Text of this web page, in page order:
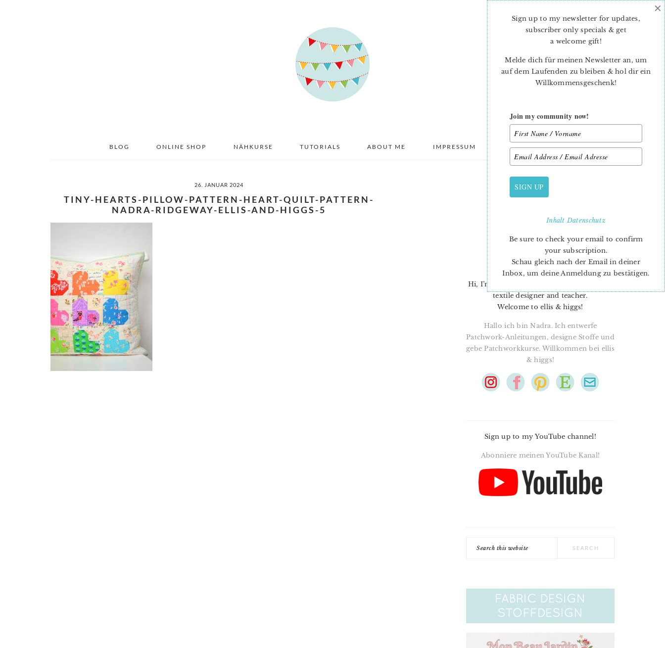
BLOG ONLINE SHOP NÄHKURSE TUTORIALS ABOUT ME IMPRESSUM DATENSCHUTZ
26. JANUAR 2024
TINY-HEARTS-PILLOW-PATTERN-HEART-QUILT-PATTERN-
NADRA-RIDGEWAY-ELLIS-AND-HIGGS-5
PRIMARY
SIDEBAR
Hi, I’m Nadra. I’m a quilt pattern designer,
textile designer and teacher.
Welcome to ellis & higgs!
Hallo ich bin Nadra. Ich entwerfe
Patchwork-Anleitungen, designe Stoffe und
gebe Patchworkkurse. Willkommen bei ellis
& higgs!
Sign up to my YouTube channel!
Abonniere meinen YouTube Kanal!
Sign up to my newsletter for updates,
subscriber only specials & get
a welcome gift!
Melde dich für meinen Newsletter an, um
auf dem Laufenden zu bleiben & hol dir ein
Willkommensgeschenk!
Join my community now!
SIGN UP
InhaltDatenschutz
Be sure to check your email to confirm
your subscription.
Schau gleich nach der Email in deiner
Inbox, um deine Anmeldung zu bestätigen.
×